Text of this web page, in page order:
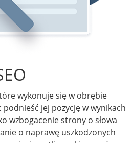
wykonuje się w obrębie
jej pozycję w wynikach
wzbogacenie strony o słowa
o naprawę uszkodzonych